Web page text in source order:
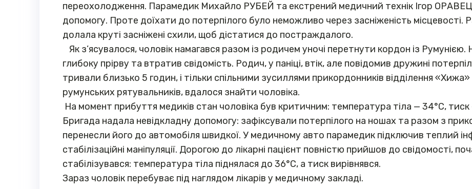
переохолодження. Парамедик Михайло РУБЕЙ та екстрений медичний технік Ігор
допомогу. Проте доїхати до потерпілого було неможливо через засніженість місцевості.
долала круті засніжені схили, щоб дістатися до постраждалого.
Як з’ясувалося, чоловік намагався разом із родичем уночі перетнути кордон із
глибоку прірву та втратив свідомість. Родич, у паніці, втік, але повідомив дружині
тривали близько 5 годин, і тільки спільними зусиллями прикордонників відділення «Хижа»
румунських рятувальників, вдалося знайти чоловіка.
На момент прибуття медиків стан чоловіка був критичним: температура тіла — 34°C,
Бригада надала невідкладну допомогу: зафіксували потерпілого на ношах та разом з
перенесли його до автомобіля швидкої. У медичному авто парамедик підключив теплий
стабілізаційні маніпуляції. Дорогою до лікарні пацієнт повністю прийшов до свідомості,
стабілізувався: температура тіла піднялася до 36°C, а тиск вирівнявся.
Зараз чоловік перебуває під наглядом лікарів у медичному закладі.